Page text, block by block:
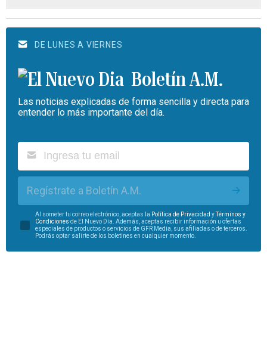
DE LUNES A VIERNES
Boletín A.M.
Las noticias explicadas de forma sencilla y directa para
entender lo más importante del día.
Regístrate a Boletín A.M.
Al someter tu correo electrónico, aceptas la Política de Privacidad yTérminos y
Condiciones de El Nuevo Día. Además, aceptas recibir información u ofertas
especiales de productos o servicios de GFR Media, sus afiliadas o de terceros.
Podrás optar salirte de los boletines en cualquier momento.